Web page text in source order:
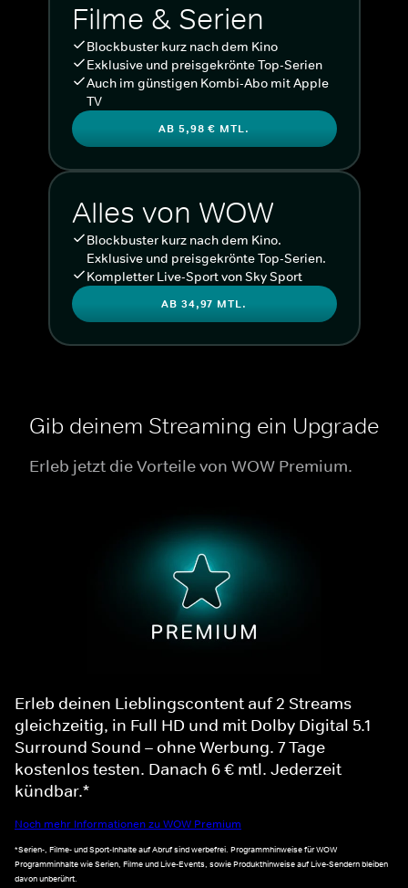
Filme & Serien
Blockbuster kurz nach dem Kino
Exklusive und preisgekrönte Top-Serien
Auch im günstigen Kombi-Abo mit Apple
TV
AB 5,98 € MTL.
Alles von WOW
Blockbuster kurz nach dem Kino.
Exklusive und preisgekrönte Top-Serien.
Kompletter Live-Sport von Sky Sport
AB 34,97 MTL.
Gib deinem Streaming ein Upgrade
Erleb jetzt die Vorteile von WOW Premium.
Erleb deinen Lieblingscontent auf 2 Streams
gleichzeitig, in Full HD und mit Dolby Digital 5.1
Surround Sound – ohne Werbung. 7 Tage
kostenlos testen. Danach 6 € mtl. Jederzeit
kündbar.*
Noch mehr Informationen zu WOW Premium
*Serien-, Filme- und Sport-Inhalte auf Abruf sind werbefrei. Programmhinweise für WOW
Programminhalte wie Serien, Filme und Live-Events, sowie Produkthinweise auf Live-Sendern bleiben
davon unberührt.